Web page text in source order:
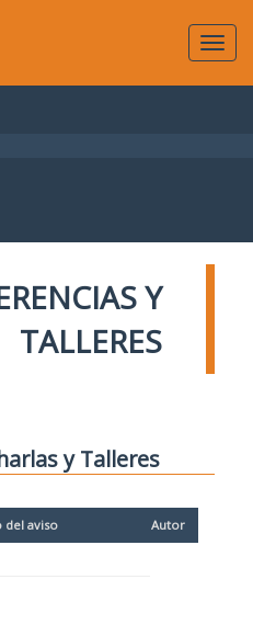
Y
TALLERES
y Talleres
del aviso Autor